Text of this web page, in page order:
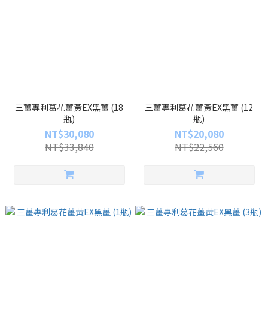
三薑專利葛花薑黃EX黑薑 (18
瓶)
NT$30,080
NT$33,840
三薑專利葛花薑黃EX黑薑 (12
瓶)
NT$20,080
NT$22,560